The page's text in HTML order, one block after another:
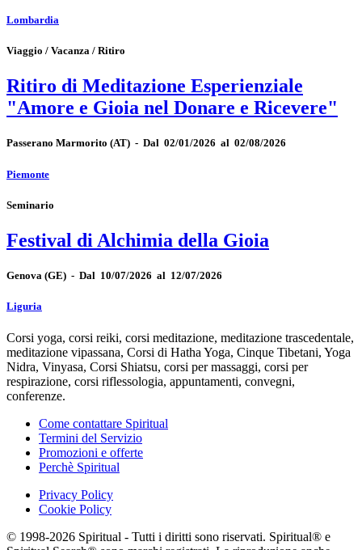
Lombardia
Viaggio / Vacanza / Ritiro
Ritiro di Meditazione Esperienziale
"Amore e Gioia nel Donare e Ricevere"
Passerano Marmorito (AT) - Dal 02/01/2026 al 02/08/2026
Piemonte
Seminario
Festival di Alchimia della Gioia
Genova (GE) - Dal 10/07/2026 al 12/07/2026
Liguria
Corsi yoga, corsi reiki, corsi meditazione, meditazione trascedentale,
meditazione vipassana, Corsi di Hatha Yoga, Cinque Tibetani, Yoga
Nidra, Vinyasa, Corsi Shiatsu, corsi per massaggi, corsi per
respirazione, corsi riflessologia, appuntamenti, convegni,
conferenze.
Come contattare Spiritual
Termini del Servizio
Promozioni e offerte
Perchè Spiritual
Privacy Policy
Cookie Policy
© 1998-2026 Spiritual - Tutti i diritti sono riservati. Spiritual® e